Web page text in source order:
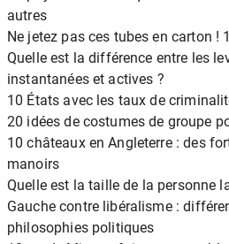
autres
Ne jetez pas ces tubes en carton !
Quelle est la différence entre les
instantanées et actives ?
10 États avec les taux de
20 idées de costumes de groupe
10 châteaux en Angleterre : des
manoirs
Quelle est la taille de la personne
Gauche contre libéralisme :
philosophies politiques